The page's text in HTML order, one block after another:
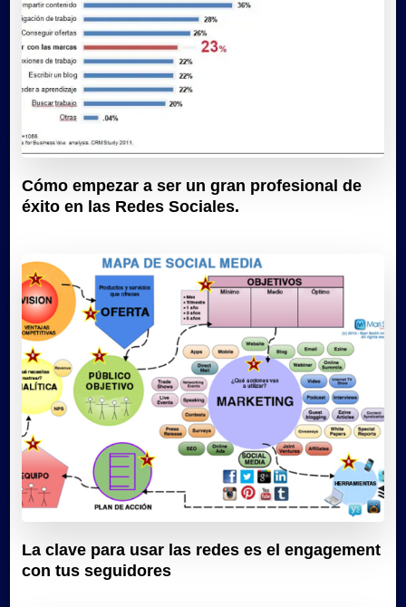
Cómo empezar a ser un gran profesional de
éxito en las Redes Sociales.
La clave para usar las redes es el engagement
con tus seguidores